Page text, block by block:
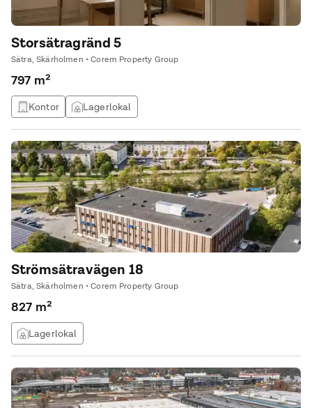
Storsätragränd 5
Sätra, Skärholmen • Corem Property Group
797 m²
Kontor Lagerlokal
Strömsätravägen 18
Sätra, Skärholmen • Corem Property Group
827 m²
Lagerlokal